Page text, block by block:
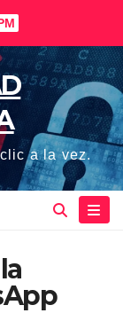
a la vez.